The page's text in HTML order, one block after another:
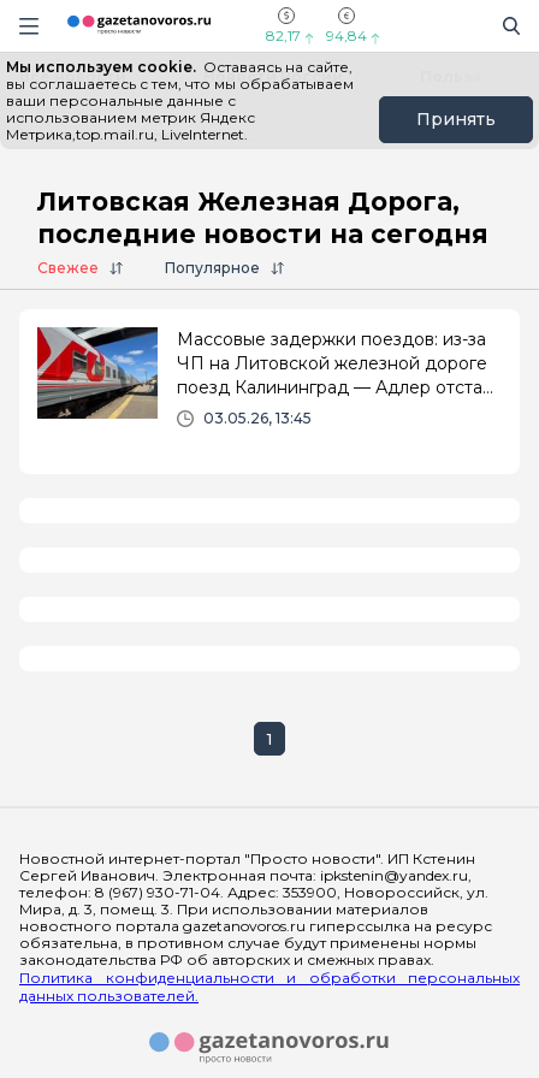
Информационный портал "ГазетаНоворос.ру"
Навигация сайта
82,17 94,84
Мы используем cookie. Оставаясь на сайте,
вы соглашаетесь с тем, что мы обрабатываем
ваши персональные данные с
использованием метрик Яндекс
Метрика,top.mail.ru, LiveInternet.
Принять
Все новости Новости России
Главная
Литовская Железная Дорога,
последние новости на сегодня
Свежее Популярное
Массовые задержки поездов: из-за
ЧП на Литовской железной дороге
поезд Калининград — Адлер отстает
от расписания
03.05.26, 13:45
1
Новостной интернет-портал "Просто новости". ИП Кстенин
Сергей Иванович. Электронная почта: ipkstenin@yandex.ru,
телефон: 8 (967) 930-71-04. Адрес: 353900, Новороссийск, ул.
Мира, д. 3, помещ. 3. При использовании материалов
новостного портала gazetanovoros.ru гиперссылка на ресурс
обязательна, в противном случае будут применены нормы
законодательства РФ об авторских и смежных правах.
Политика конфиденциальности и обработки персональных
данных пользователей.